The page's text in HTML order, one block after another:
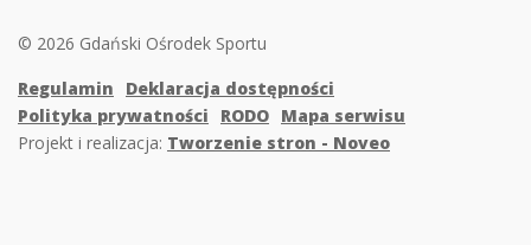
© 2026 Gdański Ośrodek Sportu
Regulamin
Deklaracja dostępności
Polityka prywatności
RODO Mapa serwisu
Projekt i realizacja: Tworzenie stron - Noveo